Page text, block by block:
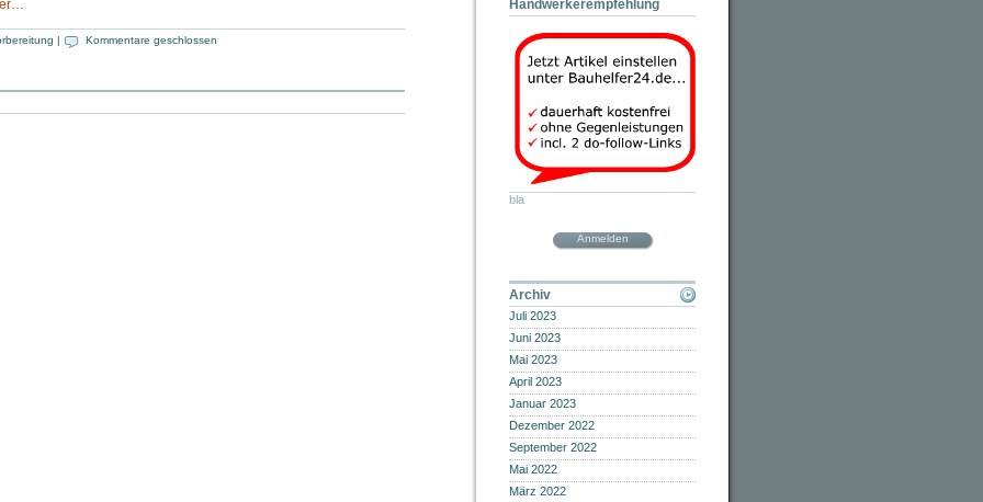
| Kommentare geschlossen
Handwerkerempfehlung
bla
Anmelden
Archiv
Juli 2023
Juni 2023
Mai 2023
April 2023
Januar 2023
Dezember 2022
September 2022
Mai 2022
März 2022